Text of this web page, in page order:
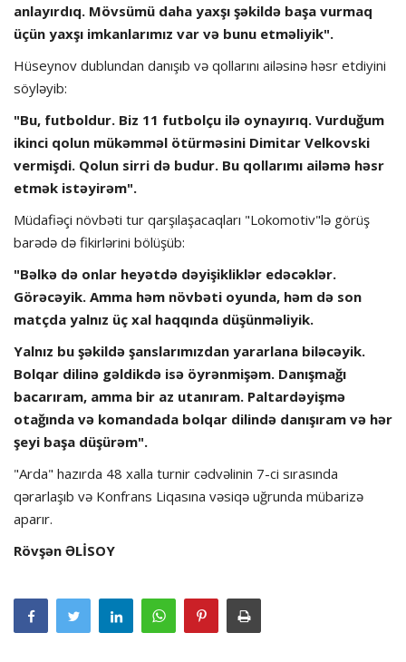
anlayırdıq. Mövsümü daha yaxşı şəkildə başa vurmaq
üçün yaxşı imkanlarımız var və bunu etməliyik".
Hüseynov dublundan danışıb və qollarını ailəsinə həsr etdiyini
söyləyib:
"Bu, futboldur. Biz 11 futbolçu ilə oynayırıq. Vurduğum
ikinci qolun mükəmməl ötürməsini Dimitar Velkovski
vermişdi. Qolun sirri də budur. Bu qollarımı ailəmə həsr
etmək istəyirəm".
Müdafiəçi növbəti tur qarşılaşacaqları "Lokomotiv"lə görüş
barədə də fikirlərini bölüşüb:
"Bəlkə də onlar heyətdə dəyişikliklər edəcəklər.
Görəcəyik. Amma həm növbəti oyunda, həm də son
matçda yalnız üç xal haqqında düşünməliyik.
Yalnız bu şəkildə şanslarımızdan yararlana biləcəyik.
Bolqar dilinə gəldikdə isə öyrənmişəm. Danışmağı
bacarıram, amma bir az utanıram. Paltardəyişmə
otağında və komandada bolqar dilində danışıram və hər
şeyi başa düşürəm".
"Arda" hazırda 48 xalla turnir cədvəlinin 7-ci sırasında
qərarlaşıb və Konfrans Liqasına vəsiqə uğrunda mübarizə
aparır.
Rövşən ƏLİSOY